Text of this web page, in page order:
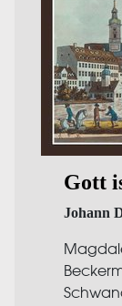
Gott
Johann